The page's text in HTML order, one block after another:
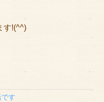
す!(^^)
す